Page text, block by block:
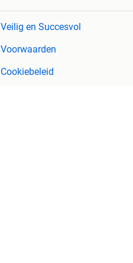
Veilig en Succesvol
Voorwaarden
Cookiebeleid